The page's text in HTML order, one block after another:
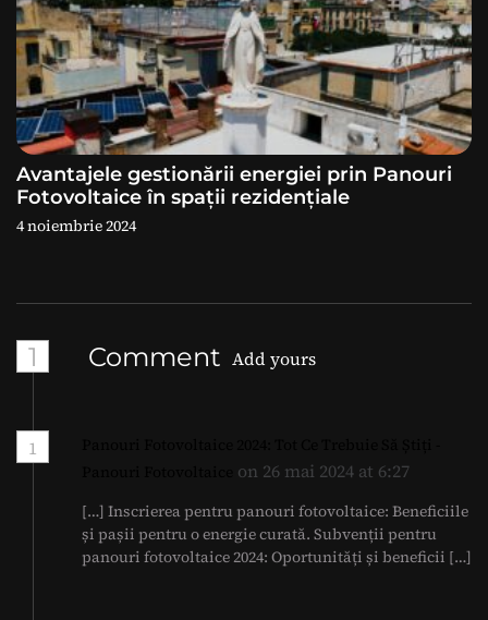
Avantajele gestionării energiei prin Panouri
Fotovoltaice în spații rezidențiale
4 noiembrie 2024
1 Comment Add yours
1
on 26 mai 2024 at 6:27
[…] Inscrierea pentru panouri fotovoltaice: Beneficiile
și pașii pentru o energie curată. Subvenții pentru
panouri fotovoltaice 2024: Oportunități și beneficii […]